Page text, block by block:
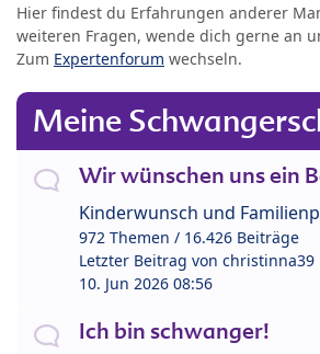
Hier findest du Erfahrungen anderer
weiteren Fragen, wende dich gerne an
Zum Expertenforum wechseln.
Meine
Wir wünschen uns ein
Kinderwunsch und
972 Themen / 16.426 Beiträge
Letzter Beitrag von christinna39
10. Jun 2026 08:56
Ich bin schwanger!